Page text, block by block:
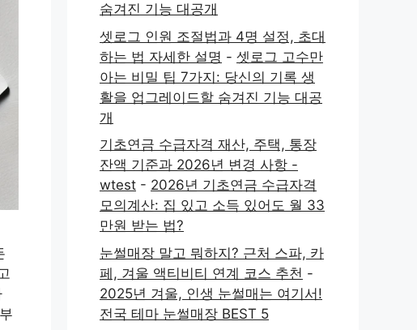
숨겨진 기능 대공개
셋로그 인원 조절법과 4명 설정, 초대
하는 법 자세한 설명 - 셋로그 고수만
아는 비밀 팁 7가지: 당신의 기록 생
활을 업그레이드할 숨겨진 기능 대공
개
기초연금 수급자격 재산, 주택, 통장
잔액 기준과 2026년 변경 사항 -
wtest - 2026년 기초연금 수급자격
모의계산: 집 있고 소득 있어도 월 33
만원 받는 법?
눈썰매장 말고 뭐하지? 근처 스파, 카
페, 겨울 액티비티 연계 코스 추천 -
2025년 겨울, 인생 눈썰매는 여기서!
전국 테마 눈썰매장 BEST 5